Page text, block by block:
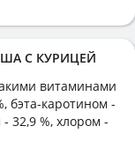
С КУРИЦЕЙ
витаминами
бэта-каротином -
32,9 %, хлором -